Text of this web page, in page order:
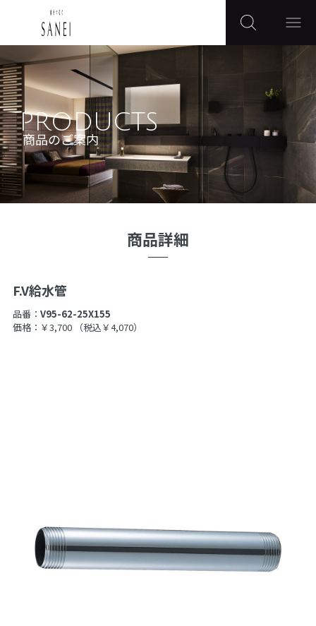
PRODUCTS
商品のご案内
商品詳細
F.V給水管
品番： V95-62-25X155
価格：￥3,700
（税込￥4,070）